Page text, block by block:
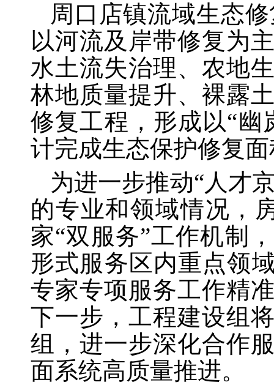
周口店镇流域生态
以河流及岸带修复为
水土流失治理、农地
林地质量提升、裸露
修复工程，形成以“幽
计完成生态保护修复
为进一步推动“人才
的专业和领域情况，
家“双服务”工作机制
形式服务区内重点领
专家专项服务工作精
下一步，工程建设组
组，进一步深化合作
面系统高质量推进。